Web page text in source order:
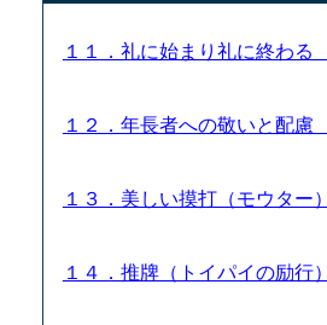
１１．礼に始まり礼に終わる
１２．年長者への敬いと配慮
１３．美しい摸打（モウター
１４．推牌（トイパイの励行